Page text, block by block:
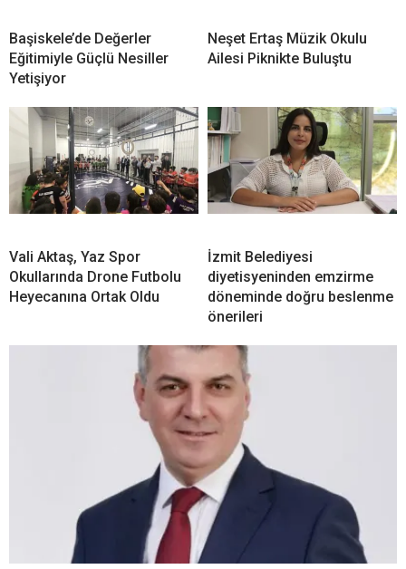
Başiskele’de Değerler
Eğitimiyle Güçlü Nesiller
Yetişiyor
Neşet Ertaş Müzik Okulu
Ailesi Piknikte Buluştu
Vali Aktaş, Yaz Spor
Okullarında Drone Futbolu
Heyecanına Ortak Oldu
İzmit Belediyesi
diyetisyeninden emzirme
döneminde doğru beslenme
önerileri